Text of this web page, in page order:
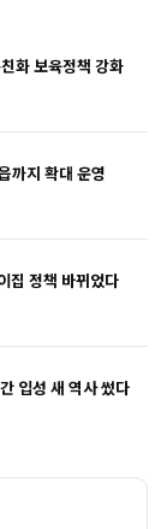
화 보육정책 강화
까지 확대 운영
집 정책 바뀌었다
입성 새 역사 썼다